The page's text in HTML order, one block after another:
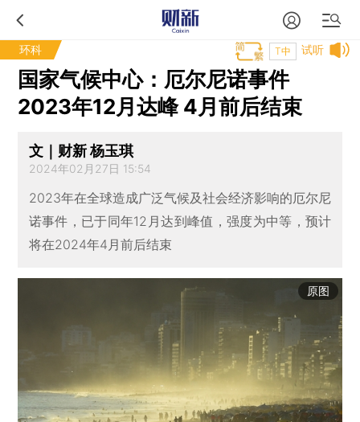
环科 试听
T中
国家气候中心：厄尔尼诺事件
2023年12月达峰 4月前后结束
文｜财新 杨玉琪
2024年02月27日 15:54
2023年在全球造成广泛气候及社会经济影响的厄尔尼
诺事件，已于同年12月达到峰值，强度为中等，预计
将在2024年4月前后结束
原图